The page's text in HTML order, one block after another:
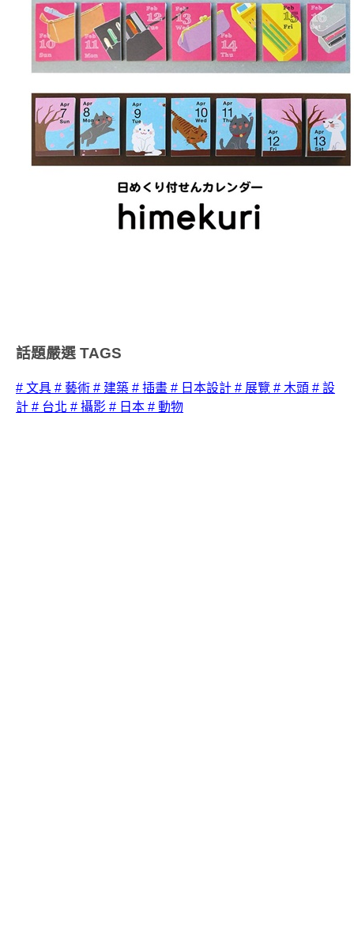
話題嚴選 TAGS
# 文具 # 藝術 # 建築 # 插畫 # 日本設計 # 展覽 # 木頭 # 設
計 # 台北 # 攝影 # 日本 # 動物